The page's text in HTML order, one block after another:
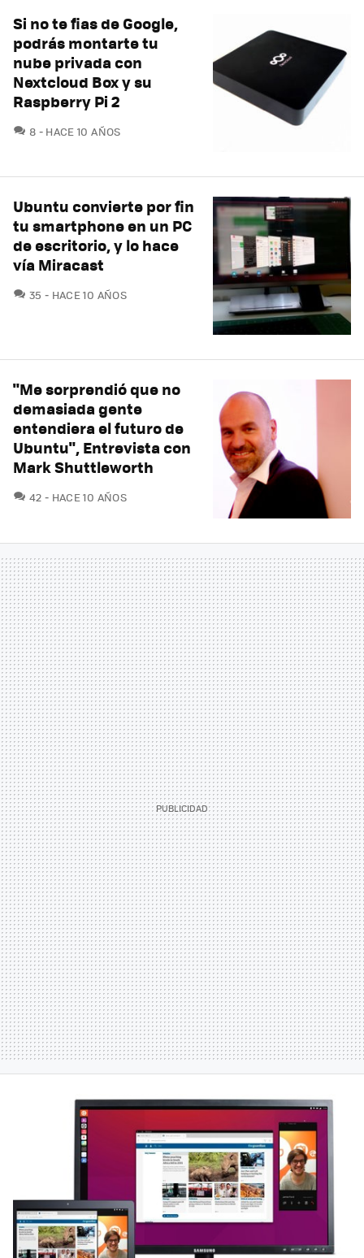
Si no te fias de Google,
podrás montarte tu
nube privada con
Nextcloud Box y su
Raspberry Pi 2
8 COMENTARIOS
HACE 10 AÑOS
Ubuntu convierte por fin
tu smartphone en un PC
de escritorio, y lo hace
vía Miracast
35 COMENTARIOS
HACE 10 AÑOS
"Me sorprendió que no
demasiada gente
entendiera el futuro de
Ubuntu", Entrevista con
Mark Shuttleworth
42 COMENTARIOS
HACE 10 AÑOS